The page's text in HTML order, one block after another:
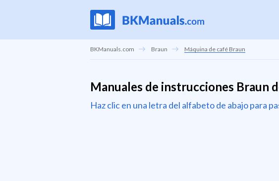
BKManuals.com Braun Máquina de café Braun
Manuales de instrucciones Braun
Haz clic en una letra del alfabeto de abajo para